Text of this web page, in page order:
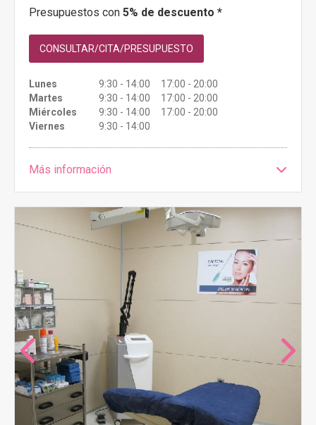
Presupuestos con 5% de descuento *
CONSULTAR/CITA/PRESUPUESTO
Lunes
9:30 - 14:00 17:00 - 20:00
Martes
9:30 - 14:00 17:00 - 20:00
Miércoles
9:30 - 14:00 17:00 - 20:00
Viernes
9:30 - 14:00
Más información